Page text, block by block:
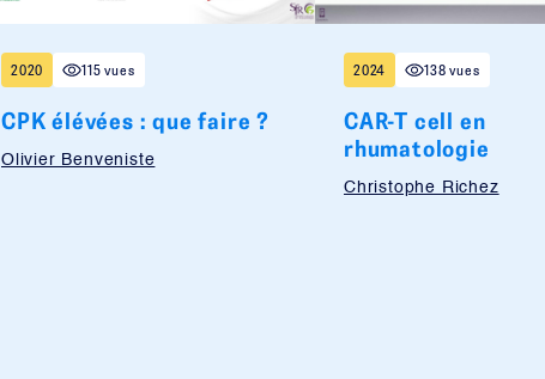
2020 115 vues
CPK élévées : que faire ?
Olivier Benveniste
2024 138 vues
CAR-T cell en
rhumatologie
Christophe Richez